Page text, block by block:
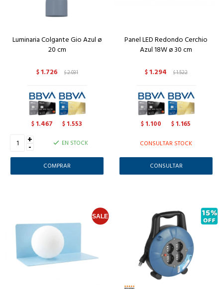
Luminaria Colgante Gio Azul ø
20 cm
$1.726 $2.031
$ 1.467 $ 1.553
+
- EN STOCK
Panel LED Redondo Cerchio
Azul 18W ø 30 cm
$1.294 $1.522
$ 1.100 $ 1.165
CONSULTAR STOCK
CONSULTAR